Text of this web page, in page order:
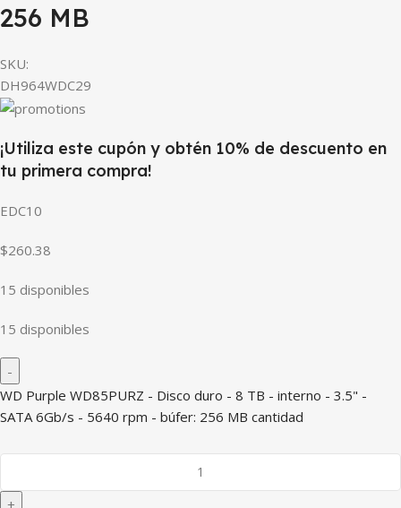
256 MB
SKU:
DH964WDC29
¡Utiliza este cupón y obtén 10% de descuento en
tu primera compra!
EDC10
$260.38
15 disponibles
15 disponibles
WD Purple WD85PURZ - Disco duro - 8 TB - interno - 3.5" -
SATA 6Gb/s - 5640 rpm - búfer: 256 MB cantidad